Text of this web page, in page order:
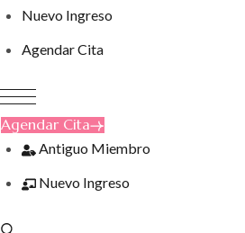
Nuevo Ingreso
Agendar Cita
Agendar Cita
Antiguo Miembro
Nuevo Ingreso